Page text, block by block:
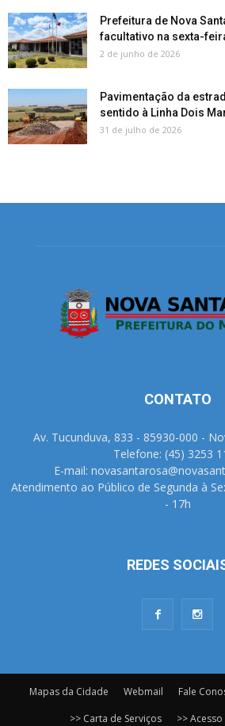
Prefeitura de Nova
facultativo na sexta-
2 de junho de 2026
Pavimentação da
sentido à Linha Dois
31 de julho de 2026
CONTATO
Av. Tucunduva, 833 - 85930-000 -
Telefone: (45) 3253
E-mail:
Atendimento ao Público de Segunda à
- 17h
REDES
Mapas da Cidade Webmail Fale
>> Carta de Serviços
>>